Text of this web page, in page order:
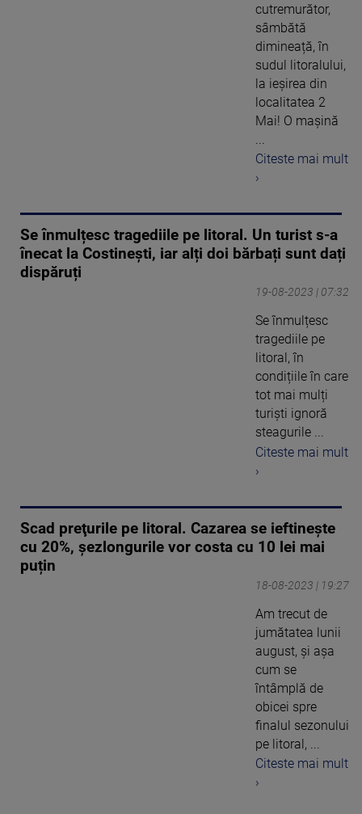
cutremurător,
sâmbătă
dimineață, în
sudul litoralului,
la ieșirea din
localitatea 2
Mai! O mașină
Citeste mai mult
›
Se înmulțesc tragediile pe litoral. Un turist s-a
înecat la Costinești, iar alți doi bărbați sunt dați
dispăruți
19-08-2023 | 07:32
Se înmulțesc
tragediile pe
litoral, în
condițiile în care
tot mai mulți
turiști ignoră
steagurile ...
Citeste mai mult
›
Scad preţurile pe litoral. Cazarea se ieftinește
cu 20%, șezlongurile vor costa cu 10 lei mai
puțin
18-08-2023 | 19:27
Am trecut de
jumătatea lunii
august, și așa
cum se
întâmplă de
obicei spre
finalul sezonului
pe litoral, ...
Citeste mai mult
›